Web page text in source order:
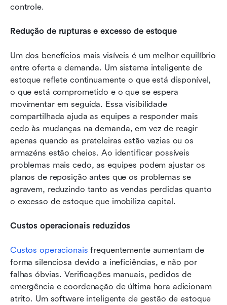
controle.
Redução de rupturas e excesso de estoque
Um dos benefícios mais visíveis é um melhor equilíbrio
entre oferta e demanda. Um sistema inteligente de
estoque reflete continuamente o que está disponível,
o que está comprometido e o que se espera
movimentar em seguida. Essa visibilidade
compartilhada ajuda as equipes a responder mais
cedo às mudanças na demanda, em vez de reagir
apenas quando as prateleiras estão vazias ou os
armazéns estão cheios. Ao identificar possíveis
problemas mais cedo, as equipes podem ajustar os
planos de reposição antes que os problemas se
agravem, reduzindo tanto as vendas perdidas quanto
o excesso de estoque que imobiliza capital.
Custos operacionais reduzidos
Custos operacionais frequentemente aumentam de
forma silenciosa devido a ineficiências, e não por
falhas óbvias. Verificações manuais, pedidos de
emergência e coordenação de última hora adicionam
atrito. Um software inteligente de gestão de estoque